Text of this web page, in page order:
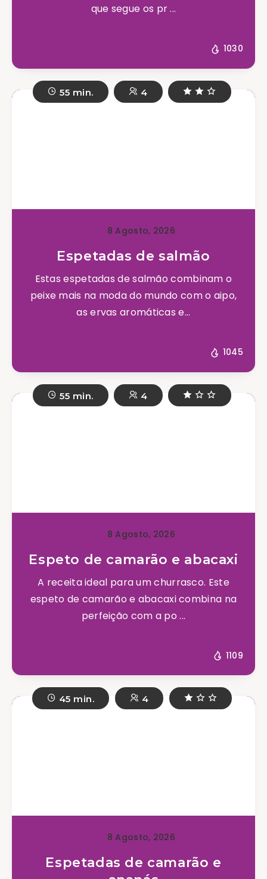
que segue os pr ...
1030
55 min. 4
8 Agosto, 2026
Espetadas de salmão
Estas espetadas de salmão combinam o
peixe mais na moda do mundo com o aipo,
as ervas aromáticas e...
1045
55 min. 4
8 Agosto, 2026
Espeto de camarão e abacaxi
A receita ideal para um churrasco. Este
espeto de camarão e abacaxi combina na
perfeição com a po ...
1109
45 min. 4
8 Agosto, 2026
Espetadas de camarão e